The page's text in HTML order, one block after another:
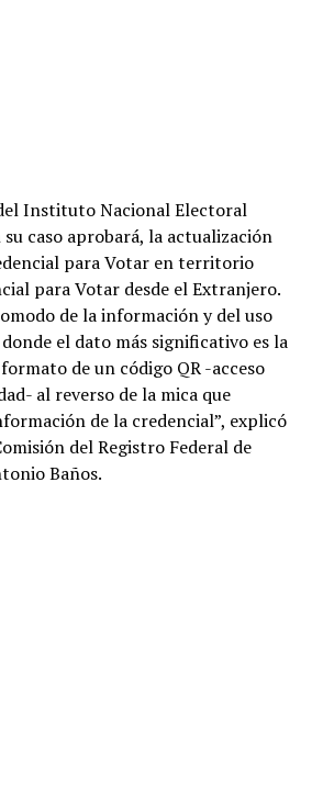
Instituto Nacional Electoral
caso aprobará, la actualización
para Votar en territorio
para Votar desde el Extranjero.
de la información y del uso
el dato más significativo es la
de un código QR -acceso
al reverso de la mica que
de la credencial”, explicó
del Registro Federal de
Baños.